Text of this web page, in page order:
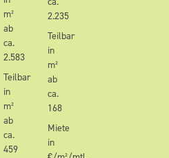
m²
ab
ca.
2.583
Teilbar
in
m²
ab
ca.
459
2.235
Teilbar
in
m²
ab
ca.
168
Miete
in